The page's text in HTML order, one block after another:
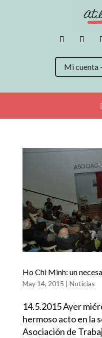
Mi cuenta
Ho Chi Minh: un
May 14, 2015 | Noticias
14.5.2015 Ayer
hermoso acto en la
Asociación de